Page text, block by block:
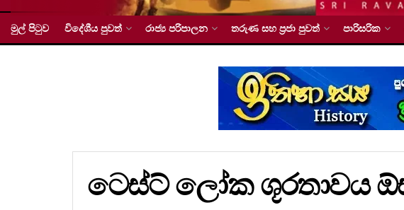
මුල් පිටුව විදේශීය පුවත් රාජ්‍ය පරිපාලන තරුණ සහ ප්‍රජා පුවත් පාරිසරික
ටෙස්ට් ලෝක ශූරතාවය